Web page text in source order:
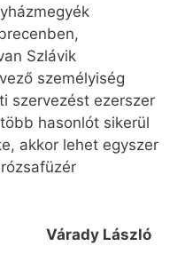
Szlávik
személyiség
szervezést ezerszer
hasonlót sikerül
akkor lehet egyszer
Várady László